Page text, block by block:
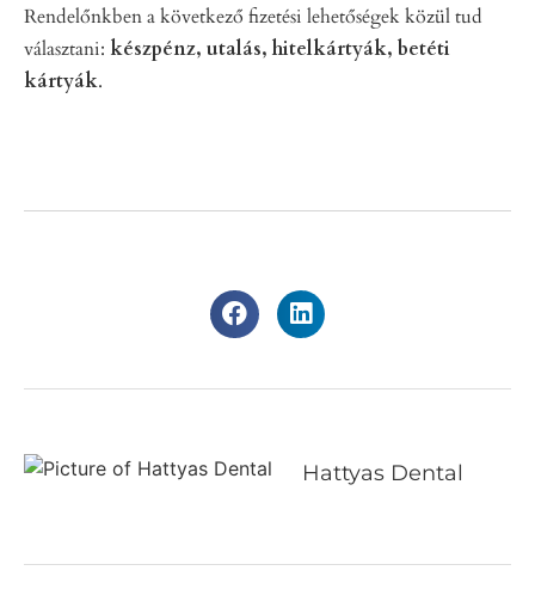
Rendelőnkben a következő fizetési lehetőségek közül tud
választani: készpénz, utalás, hitelkártyák, betéti
kártyák.
Hattyas Dental